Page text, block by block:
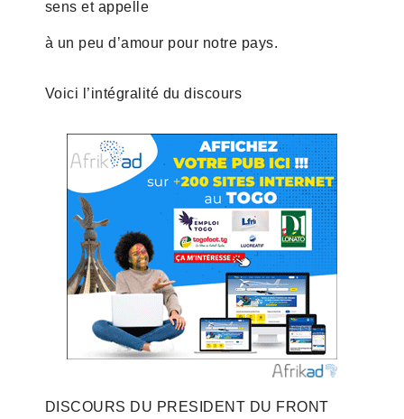
sens et appelle
à un peu d’amour pour notre pays.
Voici l’intégralité du discours
DISCOURS DU PRESIDENT DU FRONT